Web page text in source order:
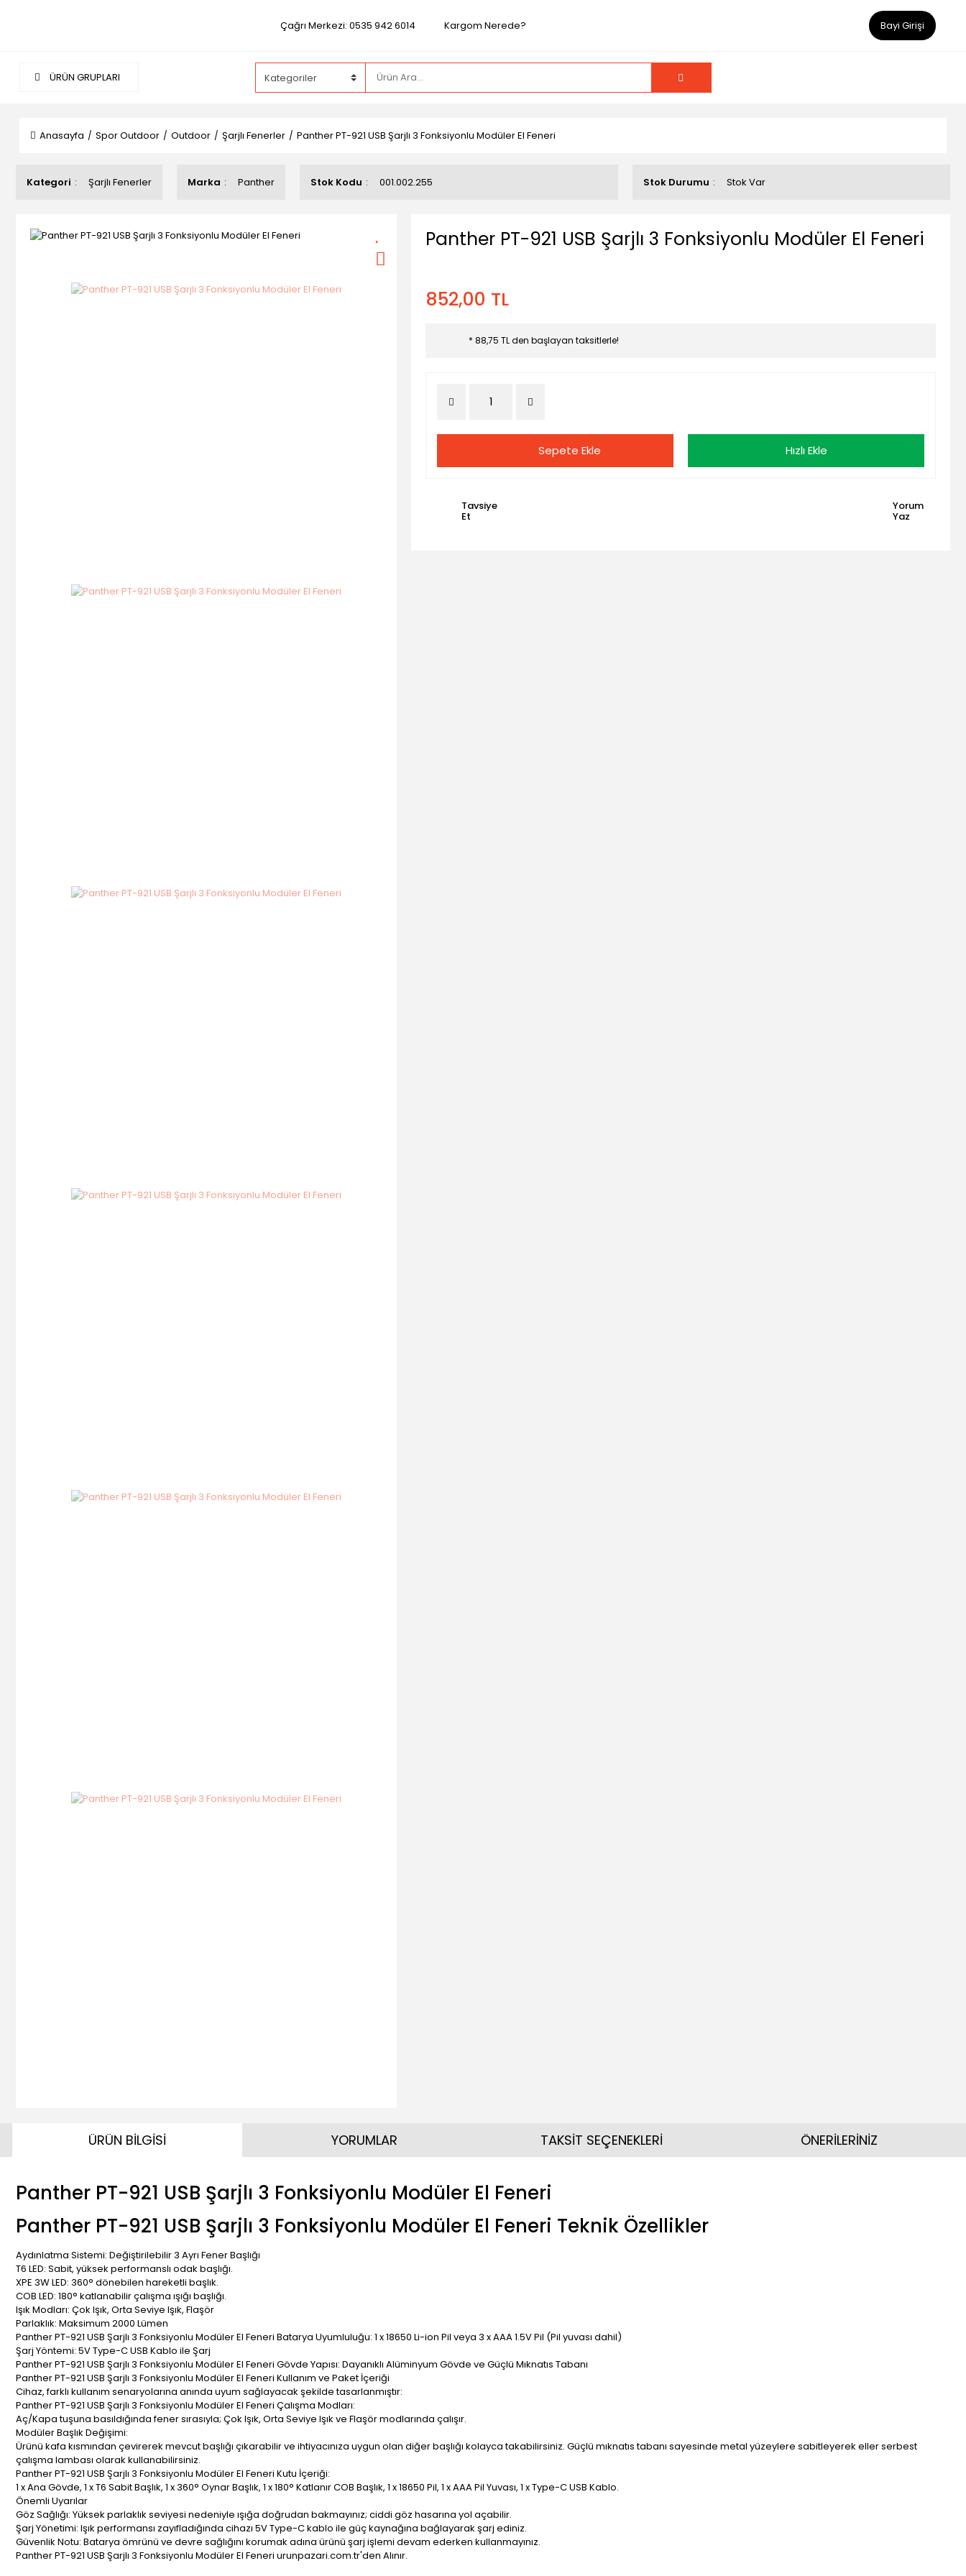
Çağrı Merkezi: 0535 942 6014 Kargom Nerede? Bayi Girişi
ÜRÜN GRUPLARI
Anasayfa Spor Outdoor Outdoor Şarjlı Fenerler Panther PT-921 USB Şarjlı 3 Fonksiyonlu Modüler El Feneri
Kategori Şarjlı Fenerler Marka Panther Stok Kodu 001.002.255 Stok Durumu Stok Var
Panther PT-921 USB Şarjlı 3 Fonksiyonlu Modüler El Feneri
852,00 TL
* 88,75 TL den başlayan taksitlerle!
Sepete Ekle Hızlı Ekle
Tavsiye
Et
Yorum
Yaz
ÜRÜN BİLGİSİ
Panther PT-921 USB Şarjlı 3 Fonksiyonlu Modüler El Feneri
Panther PT-921 USB Şarjlı 3 Fonksiyonlu Modüler El Feneri Teknik Özellikler
Aydınlatma Sistemi: Değiştirilebilir 3 Ayrı Fener Başlığı
T6 LED: Sabit, yüksek performanslı odak başlığı.
XPE 3W LED: 360° dönebilen hareketli başlık.
COB LED: 180° katlanabilir çalışma ışığı başlığı.
Işık Modları: Çok Işık, Orta Seviye Işık, Flaşör
Parlaklık: Maksimum 2000 Lümen
Panther PT-921 USB Şarjlı 3 Fonksiyonlu Modüler El Feneri Batarya Uyumluluğu: 1 x 18650 Li-ion Pil veya 3 x AAA 1.5V Pil (Pil yuvası dahil)
Şarj Yöntemi: 5V Type-C USB Kablo ile Şarj
Panther PT-921 USB Şarjlı 3 Fonksiyonlu Modüler El Feneri Gövde Yapısı: Dayanıklı Alüminyum Gövde ve Güçlü Mıknatıs Tabanı
Panther PT-921 USB Şarjlı 3 Fonksiyonlu Modüler El Feneri Kullanım ve Paket İçeriği
Cihaz, farklı kullanım senaryolarına anında uyum sağlayacak şekilde tasarlanmıştır:
Panther PT-921 USB Şarjlı 3 Fonksiyonlu Modüler El Feneri Çalışma Modları:
Aç/Kapa tuşuna basıldığında fener sırasıyla; Çok Işık, Orta Seviye Işık ve Flaşör modlarında çalışır.
Modüler Başlık Değişimi:
Ürünü kafa kısmından çevirerek mevcut başlığı çıkarabilir ve ihtiyacınıza uygun olan diğer başlığı kolayca takabilirsiniz. Güçlü mıknatıs tabanı sayesinde metal yüzeylere sabitleyerek eller serbest
çalışma lambası olarak kullanabilirsiniz.
Panther PT-921 USB Şarjlı 3 Fonksiyonlu Modüler El Feneri Kutu İçeriği:
1 x Ana Gövde, 1 x T6 Sabit Başlık, 1 x 360° Oynar Başlık, 1 x 180° Katlanır COB Başlık, 1 x 18650 Pil, 1 x AAA Pil Yuvası, 1 x Type-C USB Kablo.
Önemli Uyarılar
Göz Sağlığı: Yüksek parlaklık seviyesi nedeniyle ışığa doğrudan bakmayınız; ciddi göz hasarına yol açabilir.
Şarj Yönetimi: Işık performansı zayıfladığında cihazı 5V Type-C kablo ile güç kaynağına bağlayarak şarj ediniz.
Güvenlik Notu: Batarya ömrünü ve devre sağlığını korumak adına ürünü şarj işlemi devam ederken kullanmayınız.
Panther PT-921 USB Şarjlı 3 Fonksiyonlu Modüler El Feneri urunpazari.com.tr'den Alınır.
YORUMLAR TAKSİT SEÇENEKLERİ ÖNERİLERİNİZ